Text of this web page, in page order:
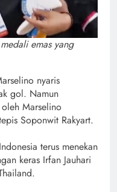
emas yang
nyaris
gol. Namun
Marselino
Soponwit Rakyart.
terus menekan
keras Irfan Jauhari